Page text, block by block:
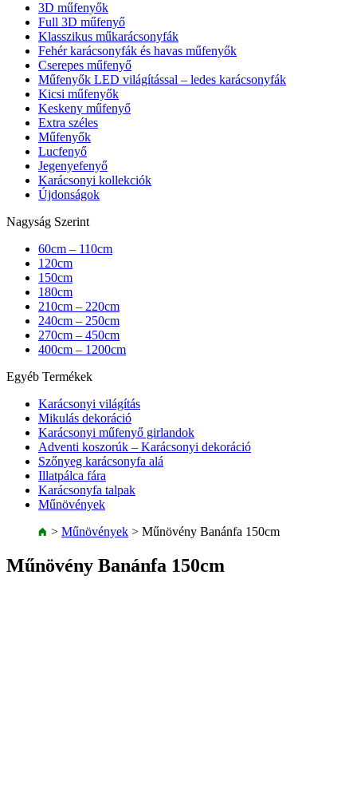
3D műfenyők
Full 3D műfenyő
Klasszikus műkarácsonyfák
Fehér karácsonyfák és havas műfenyők
Cserepes műfenyő
Műfenyők LED világítással – ledes karácsonyfák
Kicsi műfenyők
Keskeny műfenyő
Extra széles
Műfenyők
Lucfenyő
Jegenyefenyő
Karácsonyi kollekciók
Újdonságok
Nagyság Szerint
60cm – 110cm
120cm
150cm
180cm
210cm – 220cm
240cm – 250cm
270cm – 450cm
400cm – 1200cm
Egyéb Termékek
Karácsonyi világítás
Mikulás dekoráció
Karácsonyi műfenyő girlandok
Adventi koszorúk – Karácsonyi dekoráció
Szőnyeg karácsonyfa alá
Illatpálca fára
Karácsonyfa talpak
Műnövények
> Műnövények > Műnövény Banánfa 150cm
Műnövény Banánfa 150cm